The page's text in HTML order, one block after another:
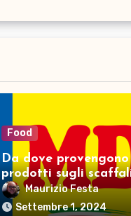
Food
Da dove
prodotti sugli
Maurizio Festa
Settembre 1, 2024